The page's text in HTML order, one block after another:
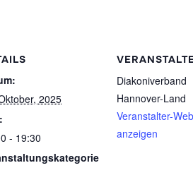
2025
- 19:30
Diakoniverband
Hannover-Land
Veranstalter-
anzeigen